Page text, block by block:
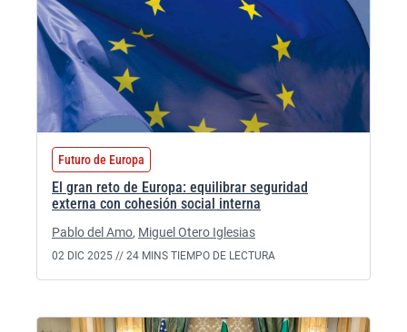
Futuro de Europa
El gran reto de Europa: equilibrar seguridad
externa con cohesión social interna
Pablo del Amo, Miguel Otero Iglesias
02 DIC 2025 // 24 MINS TIEMPO DE LECTURA